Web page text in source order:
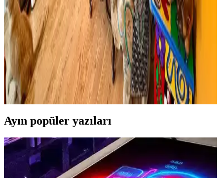
İki visco yastık modeli, boyut, sertlik ve kullanıcı geri bildirimleriyle
detaylı karşılaştırıldı. Hard Serenity yüksek sertlik ve boyun desteği
sağlarken, Lif Kılıflı yumuşaklık ve konfor sunuyor.
Boho Maksimalist Oturma Odası Tasarımında
Bitkiler ve Renklerin Rolü
Boho maksimalist oturma odasında turuncu duvarlar, kültürel
maskeler, canlı bitkiler ve doğru halı seçimiyle sıcak, dengeli ve
estetik bir yaşam alanı oluşturuluyor.
Ayın popüler yazıları